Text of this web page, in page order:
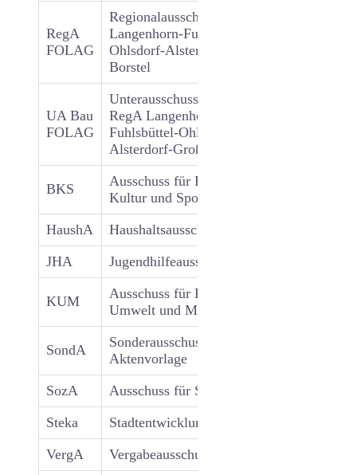
RegA
FOLAG
Regionalausschuss
Langenhorn-Fuhlsbüttel-
Ohlsdorf-Alsterdorf-Groß
Borstel
UA Bau
FOLAG
Unterausschuss Bau des
RegA Langenhorn-
Fuhlsbüttel-Ohlsdorf-
Alsterdorf-Groß Borstel
BKS
Ausschuss für Bildung,
Kultur und Sport
HaushA Haushaltsausschuss
JHA
Jugendhilfeausschuss
KUM
Ausschuss für Klimaschutz,
Umwelt und Mobilität
SondA
Sonderausschuss zur
Aktenvorlage
SozA Ausschuss für Soziales
Steka
Stadtentwicklungsausschuss
VergA
Vergabeausschuss